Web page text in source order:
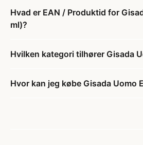
Hvad er EAN / Produktid for
ml)?
Hvilken kategori tilhører Gisada
Hvor kan jeg købe Gisada Uomo